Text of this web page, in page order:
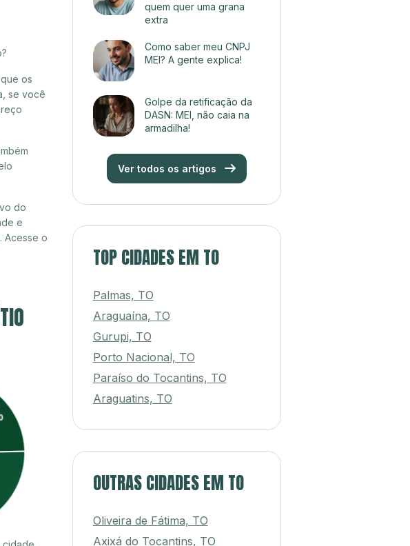
os
se você
do
e
Acesse o
quem quer uma grana
extra
Como saber meu CNPJ
MEI? A gente explica!
Golpe da retificação da
DASN: MEI, não caia na
armadilha!
Ver todos os artigos
TOP CIDADES EM TO
Palmas, TO
Araguaína, TO
Gurupi, TO
Porto Nacional, TO
Paraíso do Tocantins, TO
Araguatins, TO
OUTRAS CIDADES EM TO
Oliveira de Fátima, TO
Axixá do Tocantins, TO